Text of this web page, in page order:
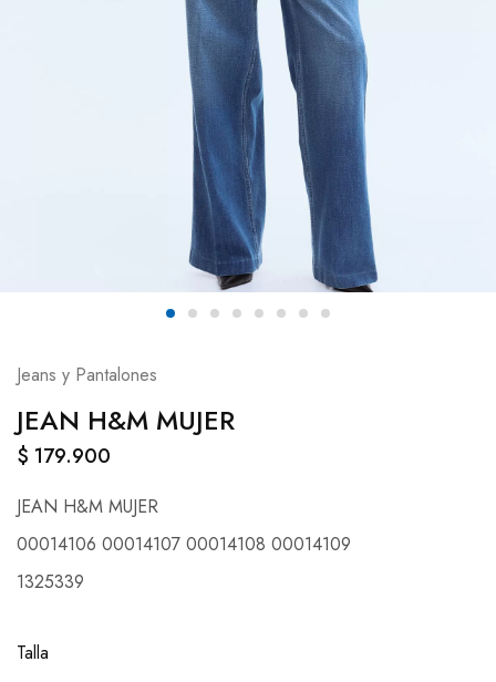
Jeans y Pantalones
JEAN H&M MUJER
$ 179.900
JEAN H&M MUJER
00014106 00014107 00014108 00014109
1325339
Talla